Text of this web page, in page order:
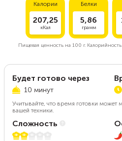
Калории
207,25
кКал
Белки
5,86
грамм
Пищевая ценность на 100 г.Калорийность
Будет готово через
10 минут
Учитывайте, что время готовки может
вашей техники.
Сложность
2 из 5
1